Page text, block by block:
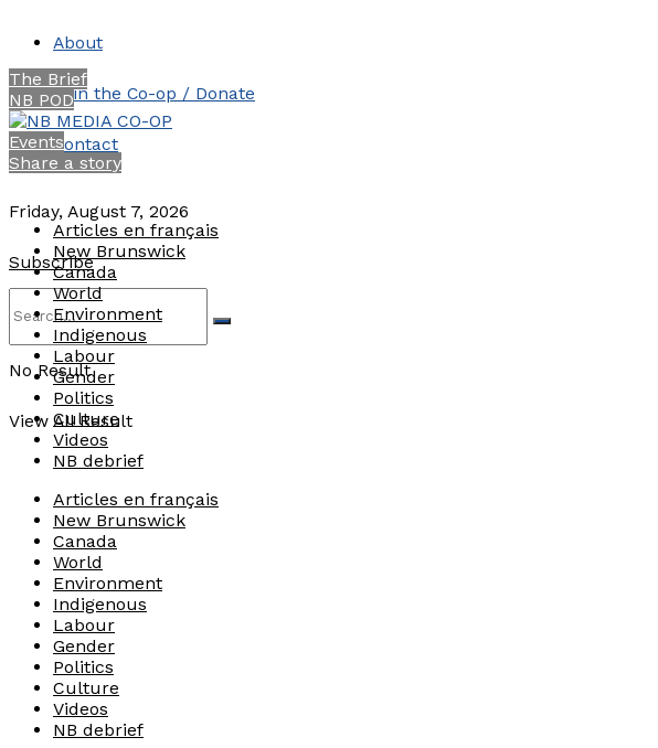
About
Join the Co-op / Donate
Contact
Friday, August 7, 2026
Subscribe
No Result
View All Result
The Brief
NB POD
Events
Share a story
Articles en français
New Brunswick
Canada
World
Environment
Indigenous
Labour
Gender
Politics
Culture
Videos
NB debrief
Articles en français
New Brunswick
Canada
World
Environment
Indigenous
Labour
Gender
Politics
Culture
Videos
NB debrief